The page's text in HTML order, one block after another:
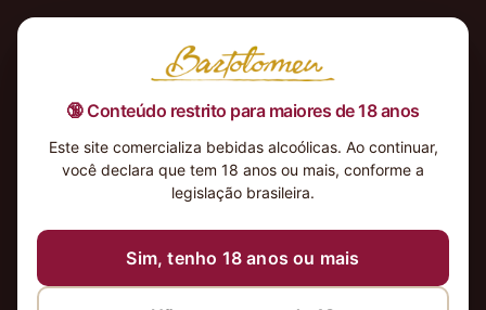
🔞 Conteúdo restrito para maiores de 18 anos
Este site comercializa bebidas alcoólicas. Ao continuar,
você declara que tem 18 anos ou mais, conforme a
legislação brasileira.
Sim, tenho 18 anos ou mais